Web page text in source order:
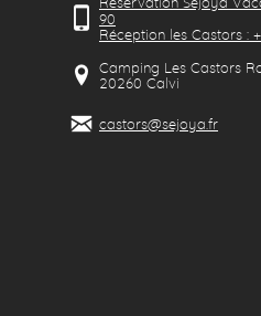
90
Réception les Castors :
Camping Les Castors
20260 Calvi
castors@sejoya.fr